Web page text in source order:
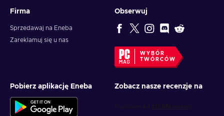
Firma
Sprzedawaj na Eneba
Zareklamuj się u nas
Obserwuj
WYBÓR
TWÓRCÓW
Pobierz aplikację Eneba Zobacz nasze recenzje na